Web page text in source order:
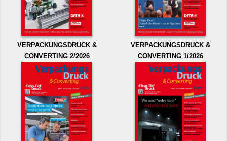
VERPACKUNGSDRUCK &
CONVERTING 2/2026
VERPACKUNGSDRUCK &
CONVERTING 1/2026